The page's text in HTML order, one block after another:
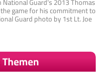
game for his commitment to
Guard photo by 1st Lt. Joe